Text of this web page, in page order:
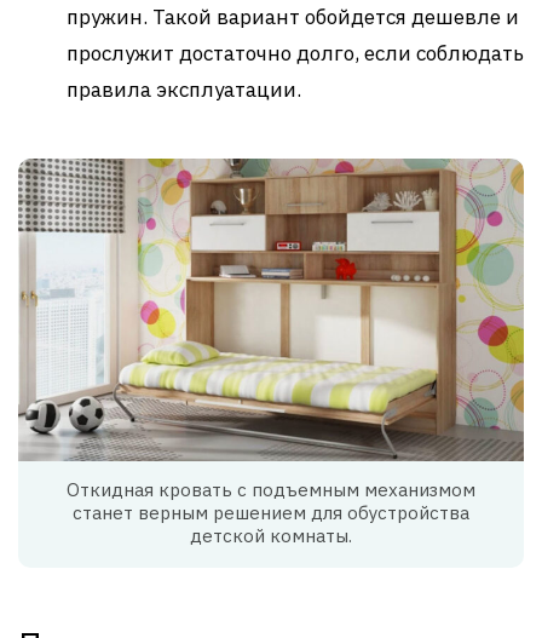
пружин. Такой вариант обойдется дешевле и
прослужит достаточно долго, если соблюдать
правила эксплуатации.
Откидная кровать с подъемным механизмом
станет верным решением для обустройства
детской комнаты.